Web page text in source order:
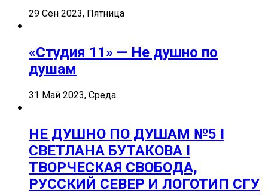
29 Сен 2023, Пятница
«Студия 11» — Не душно по
душам
31 Май 2023, Среда
НЕ ДУШНО ПО ДУШАМ №5 I
СВЕТЛАНА БУТАКОВА I
ТВОРЧЕСКАЯ СВОБОДА,
РУССКИЙ СЕВЕР И ЛОГОТИП СГУ